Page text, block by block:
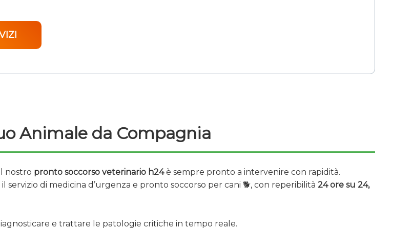
Animale da Compagnia
nostro pronto soccorso veterinario h24è sempre pronto a intervenire con rapidità.
servizio di medicina d’urgenza e pronto soccorso per cani 🐕, con reperibilità 24 ore su 24,
e trattare le patologie critiche in tempo reale.